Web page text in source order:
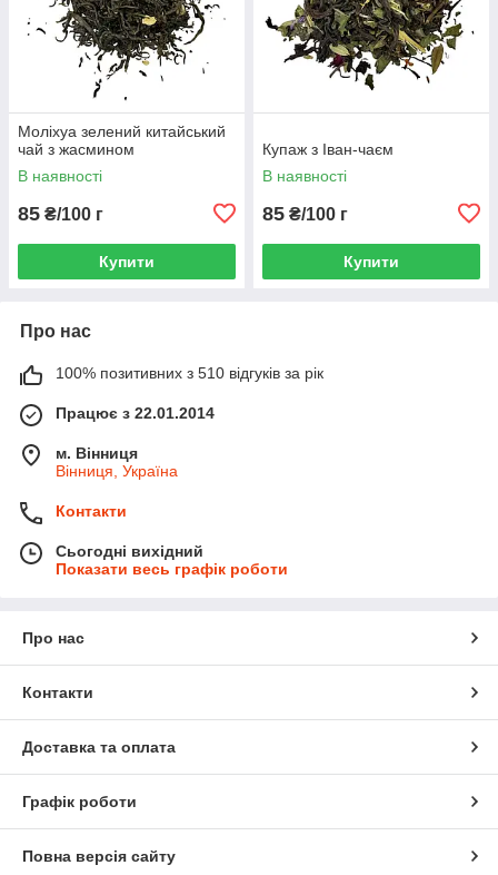
Моліхуа зелений китайський
чай з жасмином
В наявності
85 ₴/100 г
Купити
Купаж з Іван-чаєм
В наявності
85 ₴/100 г
Купити
Про нас
100% позитивних з 510 відгуків за рік
Працює з 22.01.2014
м. Вінниця
Вінниця, Україна
Контакти
Сьогодні вихідний
Показати весь графік роботи
Про нас
Контакти
Доставка та оплата
Графік роботи
Повна версія сайту